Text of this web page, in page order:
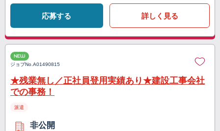
応募する 詳しく見る
NEW
ジョブNo.A01490815
★残業無し／正社員登用実績あり★建設工事会社
での事務！
派遣
非公開